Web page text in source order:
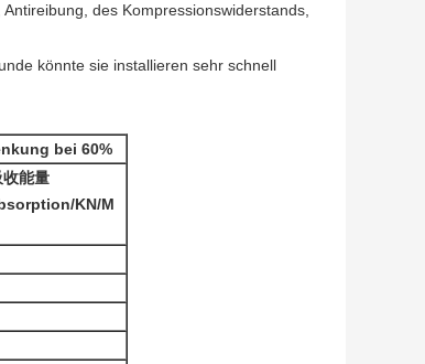
des Kompressionswiderstands,
könnte sie installieren sehr schnell
bei 60%
收能量
KN/M